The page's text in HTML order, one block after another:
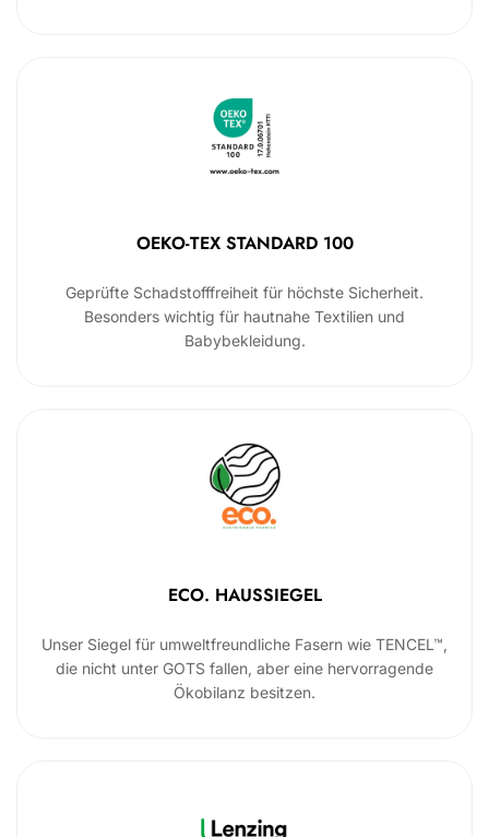
OEKO-TEX STANDARD 100
Geprüfte Schadstofffreiheit für höchste Sicherheit.
Besonders wichtig für hautnahe Textilien und
Babybekleidung.
ECO. HAUSSIEGEL
Unser Siegel für umweltfreundliche Fasern wie TENCEL™,
die nicht unter GOTS fallen, aber eine hervorragende
Ökobilanz besitzen.